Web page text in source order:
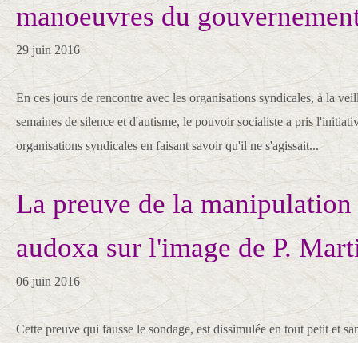
manoeuvres du
29 juin 2016
En ces jours de rencontre avec les organisations syndicales, à la
semaines de silence et d'autisme, le pouvoir socialiste a pris
organisations syndicales en faisant savoir qu'il ne s'agissait...
La preuve de la manipulation
audoxa sur l'image de P.
06 juin 2016
Cette preuve qui fausse le sondage, est dissimulée en tout petit et